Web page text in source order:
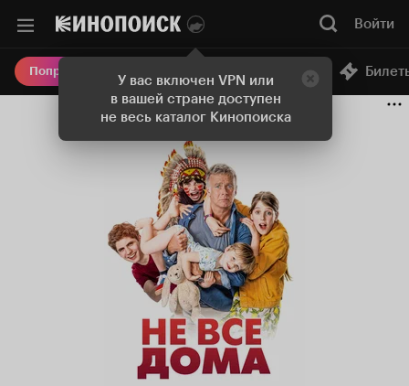
У вас включен VPN или
в вашей стране доступен
не весь каталог Кинопоиска
Войти
Попробовать Плюс Онлайн-кинотеатр